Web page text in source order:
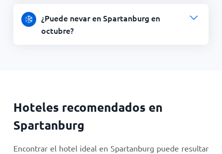
¿Puede nevar en Spartanburg en
octubre?
Hoteles recomendados en
Spartanburg
Encontrar el hotel ideal en Spartanburg puede resultar